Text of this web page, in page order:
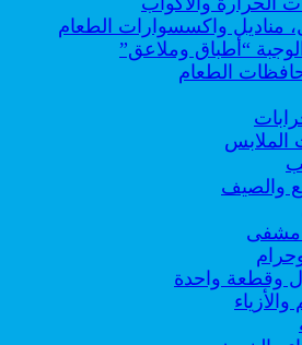
مناديل واكسسوارات الطعام
“أطباق وملاعق”
الطعام
الملابس
والصيف
مشفى
وقطعة واحدة
والأزياء